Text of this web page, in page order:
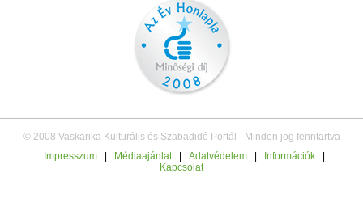
© 2008 Vaskarika Kulturális és Szabadidő Portál - Minden jog fenntartva
Impresszum
Médiaajánlat Adatvédelem Információk
Kapcsolat